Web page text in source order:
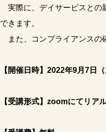
実際に、デイサービスとの
できます。
また、コンプライアンスの
【開催日時】2022年9月7日
【受講形式】zoomにてリア